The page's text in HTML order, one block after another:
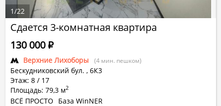
Сдается 3-комнатная квартира
Верхние Лихоборы (4 мин. пешком)
Бескудниковский бул. , 6К3
Этаж: 8 / 17
Площадь: 79,3 м2
130 000Р
ВСЁ ПРОСТО
База WinNER
1/22